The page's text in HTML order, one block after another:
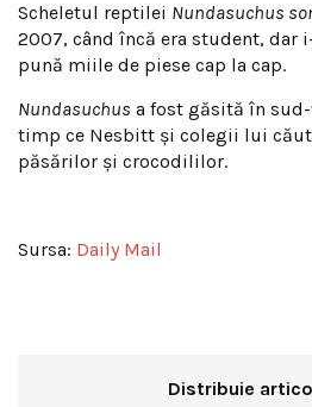
Scheletul reptilei Nundasuchus
2007, când încă era student, dar
pună miile de piese cap la cap.
Nundasuchus a fost găsită în
timp ce Nesbitt și colegii lui
păsărilor și crocodililor.
Sursa: Daily Mail
Distribuie